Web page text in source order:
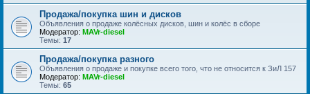
Продажа/покупка шин и дисков
Объявления о продаже колёсных дисков, шин и колёс в сборе
Модератор: MAVr-diesel
Темы: 17
Продажа/покупка разного
Объявления о продаже и покупке всего того, что не относится к ЗиЛ 157
Модератор: MAVr-diesel
Темы: 65